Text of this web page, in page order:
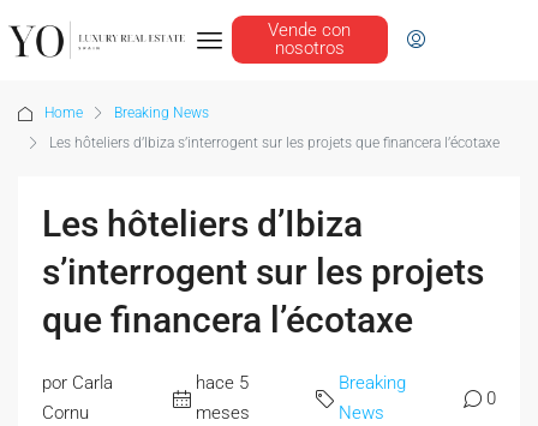
Vende con
nosotros
Home
Breaking News
Les hôteliers d’Ibiza s’interrogent sur les projets que financera l’écotaxe
Les hôteliers d’Ibiza
s’interrogent sur les projets
que financera l’écotaxe
por Carla
Cornu
hace 5
meses
Breaking
News
0